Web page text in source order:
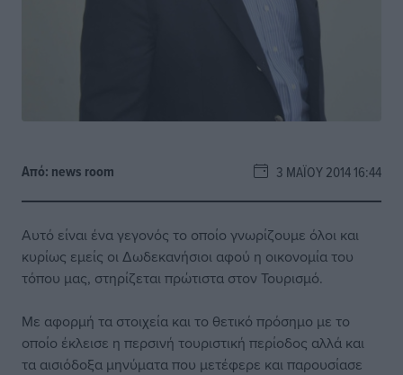
Από: news room 3 ΜΑΪ́ΟΥ 2014 16:44
Αυτό είναι ένα γεγονός το οποίο γνωρίζουμε όλοι και
κυρίως εμείς οι Δωδεκανήσιοι αφού η οικονομία του
τόπου μας, στηρίζεται πρώτιστα στον Τουρισμό.
Με αφορμή τα στοιχεία και το θετικό πρόσημο με το
οποίο έκλεισε η περσινή τουριστική περίοδος αλλά και
τα αισιόδοξα μηνύματα που μετέφερε και παρουσίασε